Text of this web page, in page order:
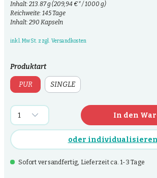
Inhalt: 213.87 g(209,94 €* / 1000 g)
Reichweite: 145 Tage
Inhalt: 290 Kapseln
inkl. MwSt. zzgl. Versandkosten
Produktart
PUR SINGLE
In den
oder
Sofort versandfertig, Lieferzeit ca. 1-3 Tage